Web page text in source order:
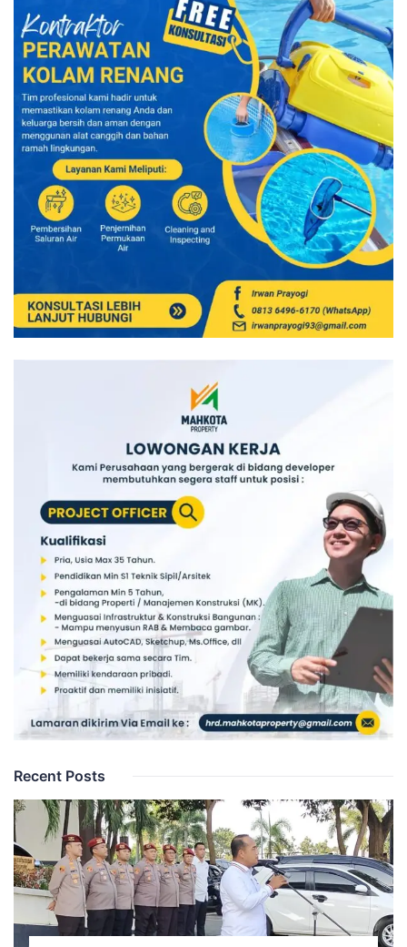
Recent Posts